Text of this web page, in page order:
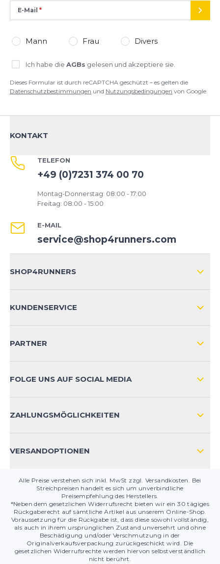
E-Mail
Mann Frau Divers
Ich habe die AGBs gelesen und akzeptiere sie.
Dieses Formular ist durch reCAPTCHA geschützt – es gelten die
Datenschutzbestimmungen und Nutzungsbedingungen von Google.
KONTAKT
TELEFON
+49 (0)7231 374 00 70
Montag-Donnerstag: 08:00 - 17:00
Freitag: 08:00 - 15:00
E-MAIL
service@shop4runners.com
SHOP4RUNNERS
KUNDENSERVICE
KONTAKT
PRODUKTSICHERHEIT
PARTNER
FOLGE UNS AUF SOCIAL MEDIA
ZAHLUNGSMÖGLICHKEITEN
VERSANDOPTIONEN
Alle Preise verstehen sich inkl. MwSt zzgl. Versandkosten. Bei
Streichpreisen handelt es sich um unverbindliche
Preisempfehlung des Herstellers.
*Neben dem gesetzlichen Widerrufsrecht bieten wir ein 30 tägiges
Rückgaberecht auf sämtliche Artikel aus unserem Online-Shop.
Voraussetzung für die Rückgabe ist, dass diese sowohl vollständig,
als auch in ihrem ursprünglichen Zustand unversehrt und ohne
Beschädigung und/oder Verschmutzung in der
Originalverkaufsverpackung zurückgeschickt wird. Die
gesetzlichen Widerrufsrechte werden hiervon selbstverständlich
nicht berührt.